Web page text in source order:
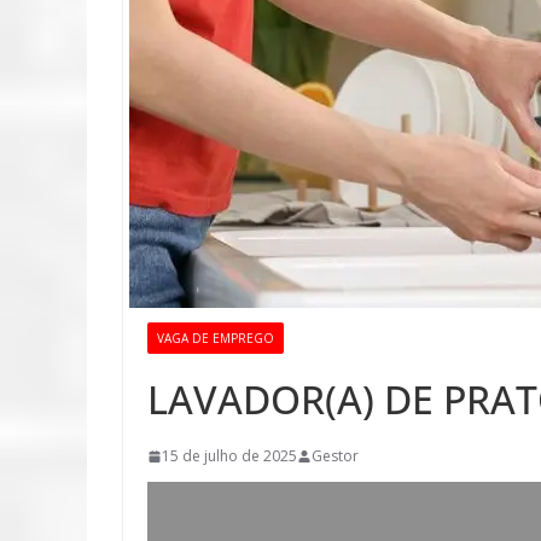
VAGA DE EMPREGO
LAVADOR(A) DE
15 de julho de 2025 Gestor